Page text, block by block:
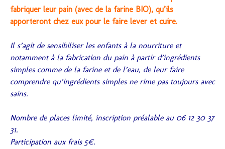
fabriquer leur pain (avec de la farine BIO), qu’ils
apporteront chez eux pour le faire lever et cuire.
Il s’agit de sensibiliser les enfants à la nourriture et
notamment à la fabrication du pain à partir d’ingrédients
simples comme de la farine et de l’eau, de leur faire
comprendre qu’ingrédients simples ne rime pas toujours avec
sains.
Nombre de places limité, inscription préalable au 06 12 30 37
31.
Participation aux frais 5€.